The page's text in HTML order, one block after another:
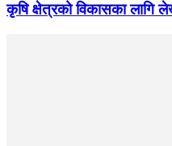
कृषि क्षेत्रको विकासका लागि